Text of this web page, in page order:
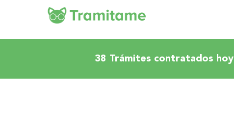
38 Trámites contratados hoy